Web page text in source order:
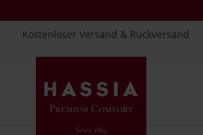
Kostenloser Versand & Rückversand
zum
Inhalt